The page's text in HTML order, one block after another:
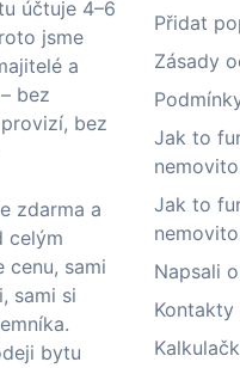
účtuje 4–6
jsme
a
bez
bez
zdarma a
celým
cenu, sami
sami si
bytu
Přidat
Zásady
Jak to
Jak to
Napsali
Kontakty